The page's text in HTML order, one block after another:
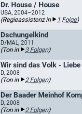
Dr. House / House
USA, 2004–2012
(Regieassistenz in 1 Folge)
Dschungelkind
D/MAL, 2011
(Ton in 3 Folgen)
Wir sind das Volk -
D, 2008
(Ton in 2 Folgen)
Der Baader Meinhof
D, 2008
(Ton in 2 Folgen)